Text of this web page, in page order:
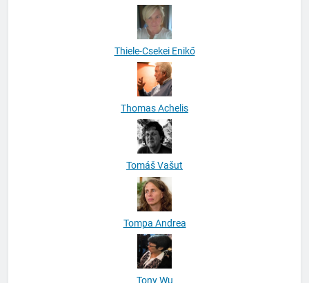
Thiele-Csekei Enikő
Thomas Achelis
Tomáš Vašut
Tompa Andrea
Tony Wu